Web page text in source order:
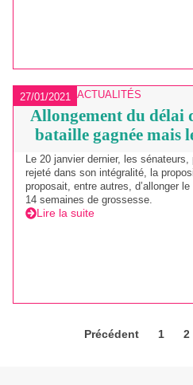
27/01/2021 ACTUALITÉS
Allongement du délai
bataille gagnée mais
Le 20 janvier dernier, les
rejeté dans son intégralité, la
proposait, entre autres, d’allonger
14 semaines de grossesse.
Lire la suite
Précédent 1 2